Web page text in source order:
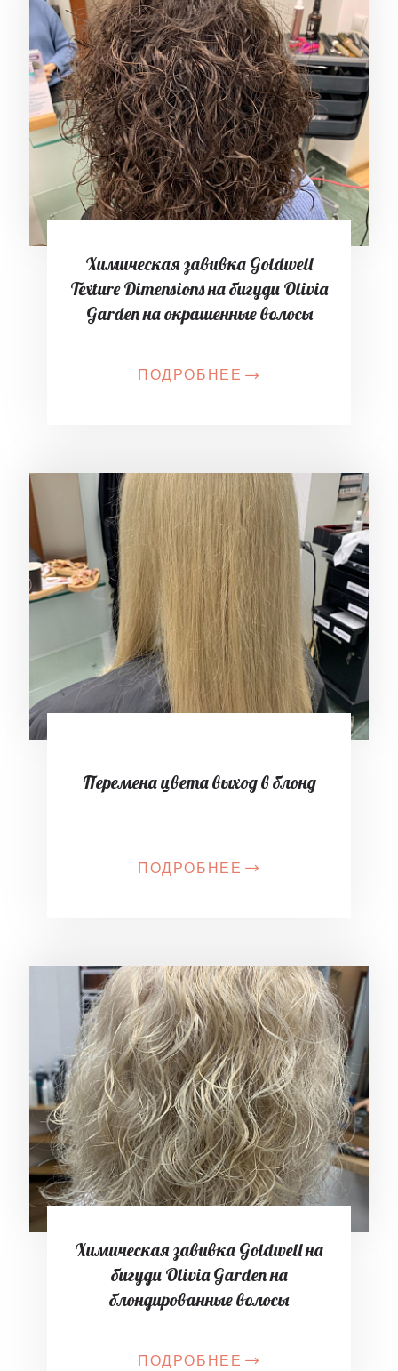
Химическая завивка Goldwell
Texture Dimensions на бигуди Olivia
Garden на окрашенные волосы
ПОДРОБНЕЕ
Перемена цвета выход в блонд
ПОДРОБНЕЕ
Химическая завивка Goldwell на
бигуди Olivia Garden на
блондированные волосы
ПОДРОБНЕЕ